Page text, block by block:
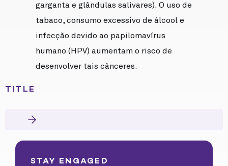
garganta e glândulas salivares). O uso de
tabaco, consumo excessivo de álcool e
infecção devido ao papilomavírus
humano (HPV) aumentam o risco de
desenvolver tais cânceres.
TITLE
STAY ENGAGED